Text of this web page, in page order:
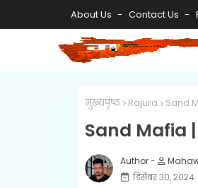
About Us Contact Us
मुख्यपृष्ठ Rajura Sand
Sand Mafia
डिसेंबर ३०, २०२४